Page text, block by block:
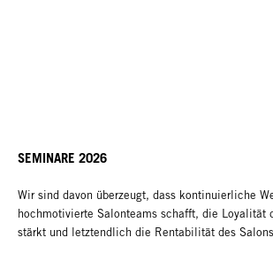
SEMINARE 2026
Wir sind davon überzeugt, dass kontinuierliche
hochmotivierte Salonteams schafft, die Loyalität
stärkt und letztendlich die Rentabilität des